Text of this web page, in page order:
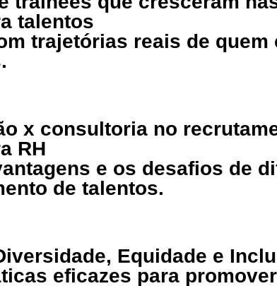
talentos
trajetórias reais de
x consultoria no
RH
e os desafios de
de talentos.
Equidade e
eficazes para